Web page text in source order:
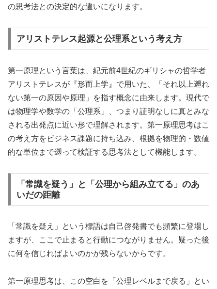
の思考法との決定的な違いになります。
アリストテレス起源と公理系という考え方
第一原理という言葉は、紀元前4世紀のギリシャの哲学者
アリストテレスが『形而上学』で用いた、「それ以上遡れ
ない第一の原因や原理」を指す概念に由来します。現代で
は物理学や数学の「公理系」、つまり証明なしに真とみな
される出発点に近い形で理解されます。第一原理思考はこ
の考え方をビジネス課題に持ち込み、根拠を物理的・数値
的な単位まで遡って検証する思考法として機能します。
「常識を疑う」と「公理から組み立てる」のあ
いだの距離
「常識を疑え」という標語は自己啓発書でも頻繁に登場し
ますが、ここで止まると行動につながりません。疑った後
に何を信じればよいのかが残らないからです。
第一原理思考は、この空白を「公理レベルまで戻る」とい